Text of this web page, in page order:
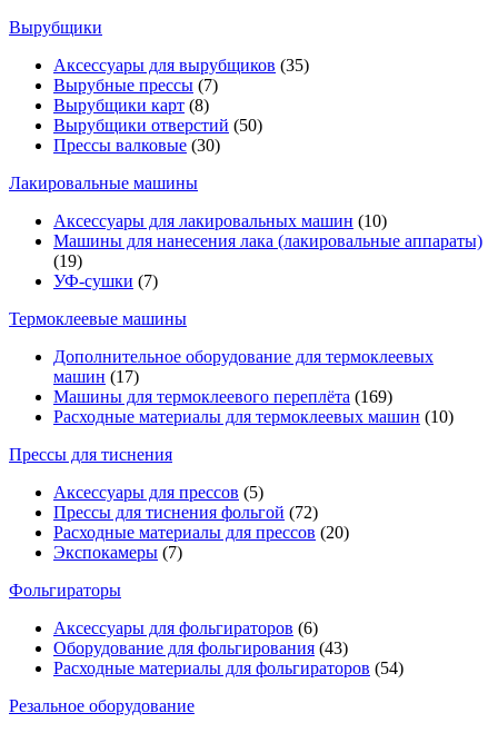
Вырубщики
Аксессуары для вырубщиков (35)
Вырубные прессы (7)
Вырубщики карт (8)
Вырубщики отверстий (50)
Прессы валковые (30)
Лакировальные машины
Аксессуары для лакировальных машин (10)
Машины для нанесения лака (лакировальные аппараты)
(19)
УФ-сушки (7)
Термоклеевые машины
Дополнительное оборудование для термоклеевых
машин (17)
Машины для термоклеевого переплёта (169)
Расходные материалы для термоклеевых машин (10)
Прессы для тиснения
Аксессуары для прессов (5)
Прессы для тиснения фольгой (72)
Расходные материалы для прессов (20)
Экспокамеры (7)
Фольгираторы
Аксессуары для фольгираторов (6)
Оборудование для фольгирования (43)
Расходные материалы для фольгираторов (54)
Резальное оборудование